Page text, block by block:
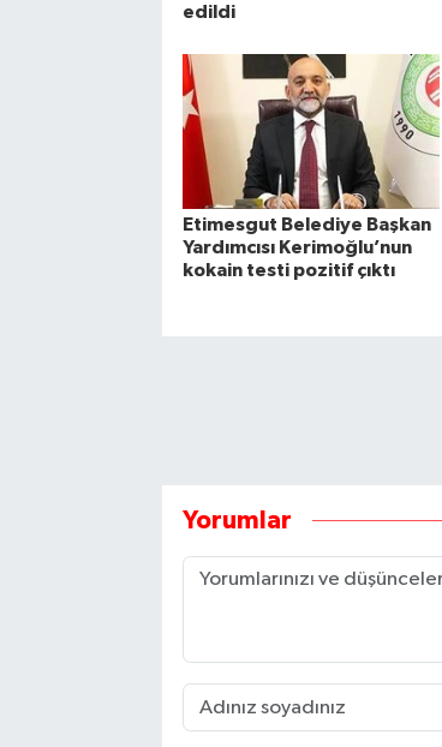
edildi
Etimesgut Belediye Başkan
Yardımcısı Kerimoğlu’nun
kokain testi pozitif çıktı
Yorumlar